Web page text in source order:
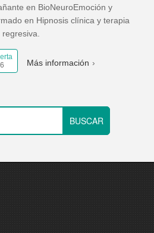
en BioNeuroEmoción y
en Hipnosis clínica y terapia
regresiva.
Más información